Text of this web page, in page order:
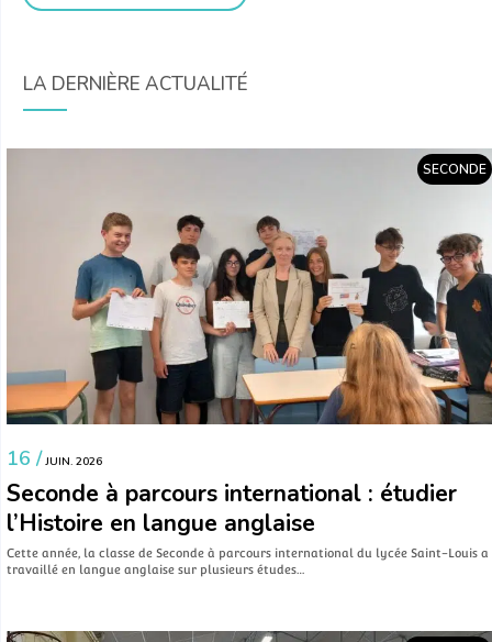
LA DERNIÈRE ACTUALITÉ
SECONDE
16 / JUIN. 2026
Seconde à parcours international : étudier
l’Histoire en langue anglaise
Cette année, la classe de Seconde à parcours international du lycée Saint-Louis a
travaillé en langue anglaise sur plusieurs études…